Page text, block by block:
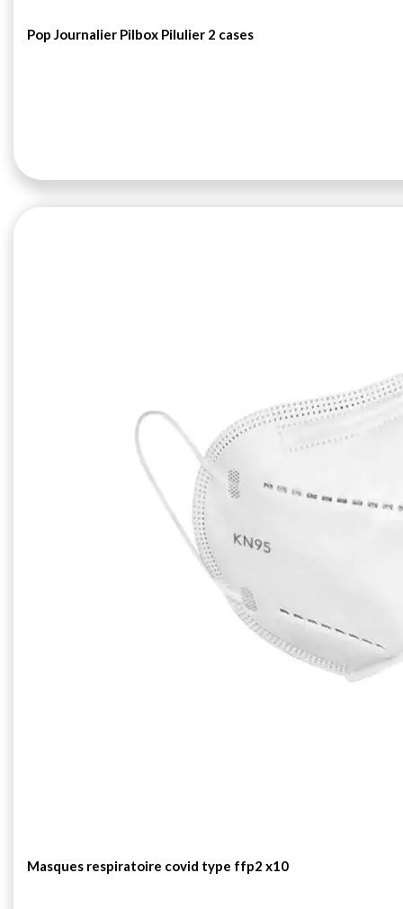
Pop Journalier Pilbox Pilulier 2 cases
Masques respiratoire covid type ffp2 x10